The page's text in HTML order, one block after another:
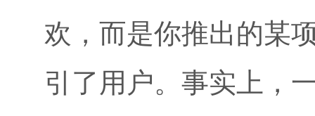
欢，而是你推出的某
引了用户。事实上，